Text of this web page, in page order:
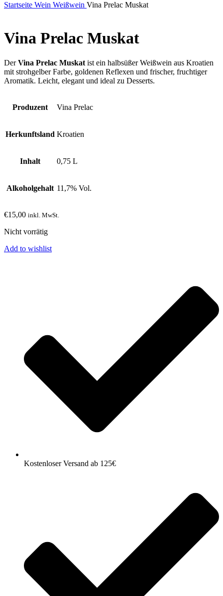
Startseite Wein Weißwein Vina Prelac Muskat
Vina Prelac Muskat
DerVina Prelac Muskat ist ein halbsüßer Weißwein aus Kroatien
mit strohgelber Farbe, goldenen Reflexen und frischer, fruchtiger
Aromatik. Leicht, elegant und ideal zu Desserts.
Produzent Vina Prelac
Herkunftsland Kroatien
Inhalt 0,75 L
Alkoholgehalt 11,7% Vol.
€15,00 inkl. MwSt.
Nicht vorrätig
Add to wishlist
Kostenloser Versand ab 125€